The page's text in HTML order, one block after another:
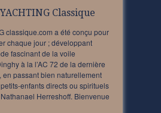
Classique
classique.com a été conçu pour
chaque jour ; développant
fascinant de la voile
à la l’AC 72 de la dernière
en passant bien naturellement
enfants directs ou spirituels
Herreshoff. Bienvenue